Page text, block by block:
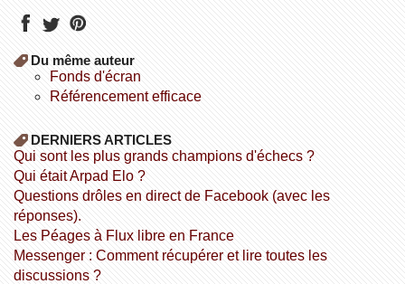
Du même auteur
fonds d'écran
référencement efficace
DERNIERS ARTICLES
Qui sont les plus grands champions d'échecs ?
Qui était Arpad Elo ?
Questions drôles en direct de Facebook (avec les
réponses).
Les Péages à Flux libre en France
Messenger : Comment récupérer et lire toutes les
discussions ?